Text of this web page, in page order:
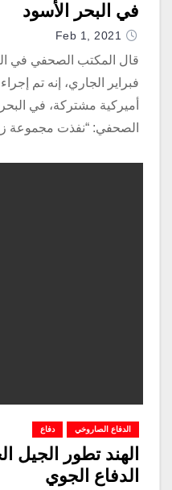
في البحر الأسود
Feb 1, 2021
فبراير الجاري، إنه تم
أميركية مشتركة، في
الصحفي: “نفذت مجموعة
الدفاع الصاروخي دفاع
الهند تطور الجيل
الدفاع الجوي